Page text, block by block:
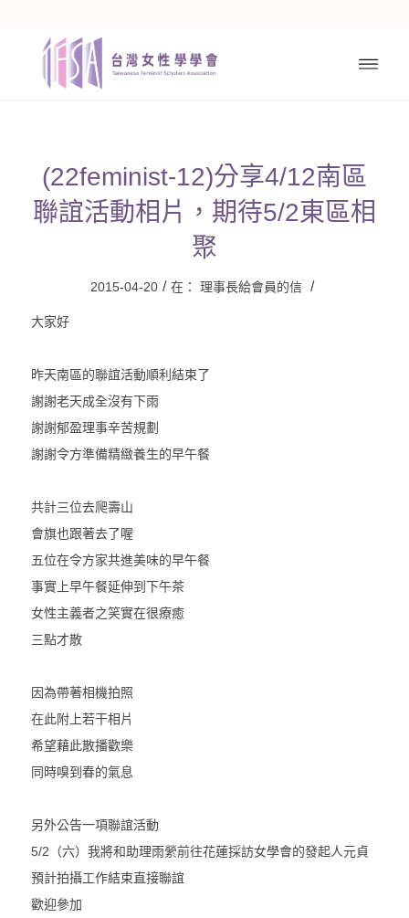
(22feminist-12)分享4/12南區
聯誼活動相片，期待5/2東區相
聚
2015-04-20 / 在： 理事長給會員的信 /
大家好
昨天南區的聯誼活動順利結束了
謝謝老天成全沒有下雨
謝謝郁盈理事辛苦規劃
謝謝令方準備精緻養生的早午餐
共計三位去爬壽山
會旗也跟著去了喔
五位在令方家共進美味的早午餐
事實上早午餐延伸到下午茶
女性主義者之笑實在很療癒
三點才散
因為帶著相機拍照
在此附上若干相片
希望藉此散播歡樂
同時嗅到春的氣息
另外公告一項聯誼活動
5/2（六）我將和助理雨縈前往花蓮採訪女學會的發起人元貞
預計拍攝工作結束直接聯誼
歡迎參加